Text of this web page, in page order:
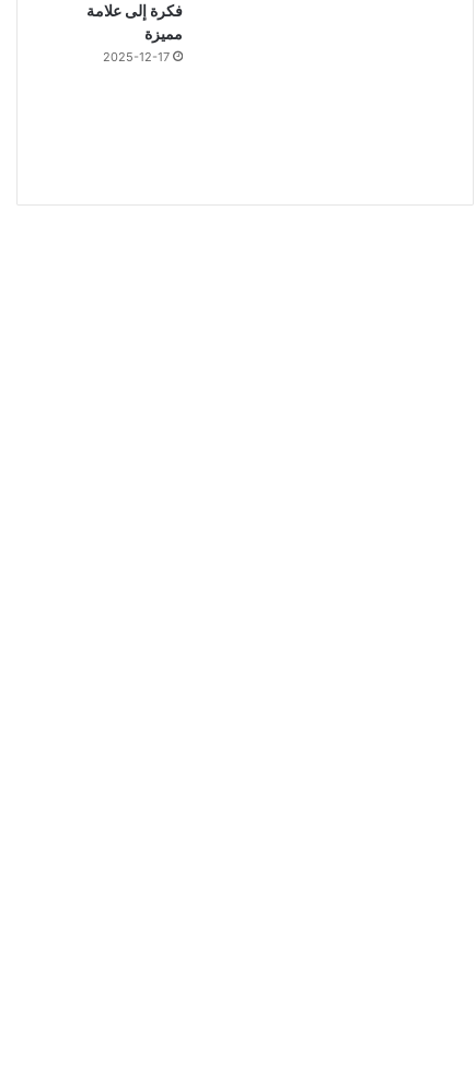
فكرة إلى علامة
مميزة
2025-12-17